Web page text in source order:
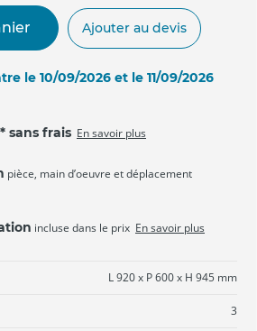
Ajouter au devis
le 10/09/2026 et le 11/09/2026
sans frais En savoir plus
pièce, main d’oeuvre et déplacement
incluse dans le prix En savoir plus
L 920 x P 600 x H 945 mm
3